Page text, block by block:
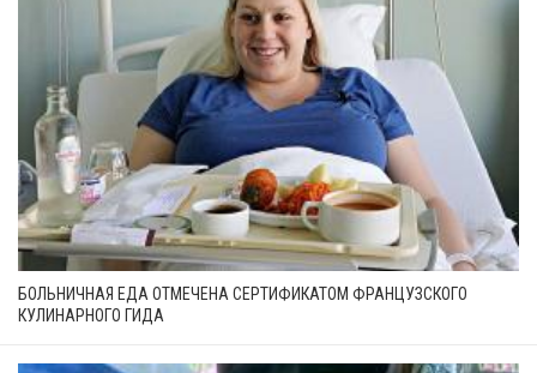
БОЛЬНИЧНАЯ ЕДА ОТМЕЧЕНА СЕРТИФИКАТОМ ФРАНЦУЗСКОГО
КУЛИНАРНОГО ГИДА